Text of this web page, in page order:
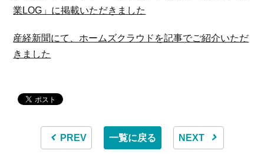
業LOG」に掲載いただきました
産経新聞にて、ホームズクラウドを記事でご紹介いただ
きました
PREV 一覧に戻る NEXT